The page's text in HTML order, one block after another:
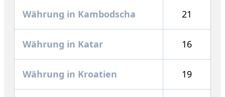
Währung in Kambodscha 21
Währung in Katar 16
Währung in Kroatien 19